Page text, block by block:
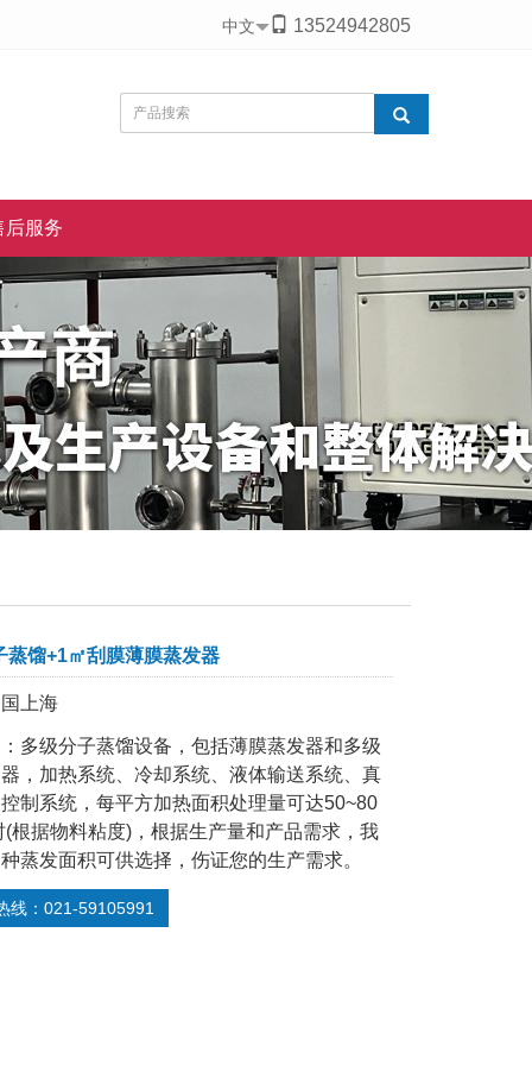
中文 13524942805
后服务
蒸馏+1㎡刮膜薄膜蒸发器
上海
多级分子蒸馏设备，包括薄膜蒸发器和多级
，加热系统、冷却系统、液体输送系统、真
制系统，每平方加热面积处理量可达50~80
(根据物料粘度)，根据生产量和产品需求，我
蒸发面积可供选择，伤证您的生产需求。
线：021-59105991